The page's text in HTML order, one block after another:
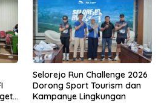
Selorejo Run Challenge 2026
Dorong Sport Tourism dan
Kampanye Lingkungan